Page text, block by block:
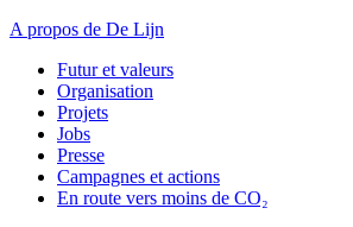
A propos de De Lijn
Futur et valeurs
Organisation
Projets
Jobs
Presse
Campagnes et actions
En route vers moins de CO₂